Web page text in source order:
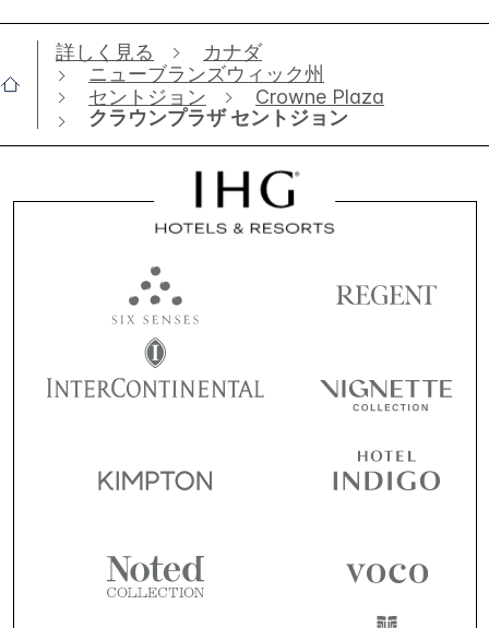
詳しく見る
カナダ
ニューブランズウィック州
セントジョン
Crowne Plaza
クラウンプラザ セントジョン